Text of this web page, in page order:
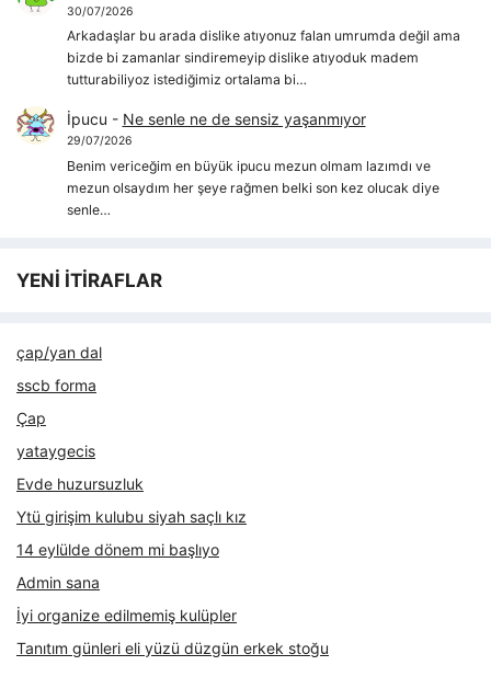
30/07/2026
Arkadaşlar bu arada dislike atıyonuz falan umrumda değil ama
bizde bi zamanlar sindiremeyip dislike atıyoduk madem
tutturabiliyoz istediğimiz ortalama bi…
İpucu - Ne senle ne de sensiz yaşanmıyor
29/07/2026
Benim vericeğim en büyük ipucu mezun olmam lazımdı ve
mezun olsaydım her şeye rağmen belki son kez olucak diye
senle…
YENİ İTİRAFLAR
çap/yan dal
sscb forma
Çap
yataygecis
Evde huzursuzluk
Ytü girişim kulubu siyah saçlı kız
14 eylülde dönem mi başlıyo
Admin sana
İyi organize edilmemiş kulüpler
Tanıtım günleri eli yüzü düzgün erkek stoğu